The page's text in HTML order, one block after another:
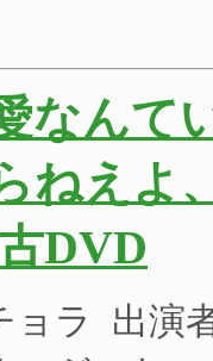
なんて
ねえよ
DVD
ョラ 出演